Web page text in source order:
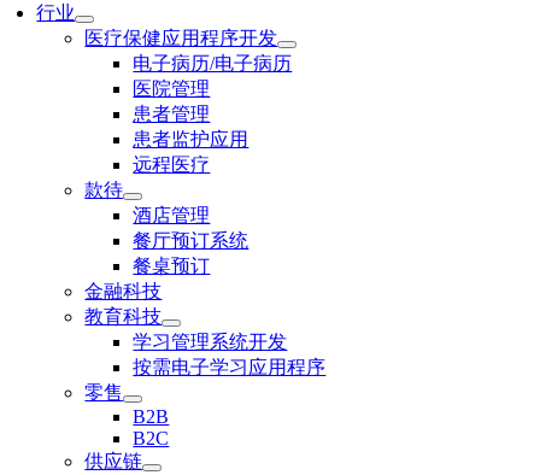
行业
医疗保健应用程序开发
电子病历/电子病历
医院管理
患者管理
患者监护应用
远程医疗
款待
酒店管理
餐厅预订系统
餐桌预订
金融科技
教育科技
学习管理系统开发
按需电子学习应用程序
零售
B2B
B2C
供应链